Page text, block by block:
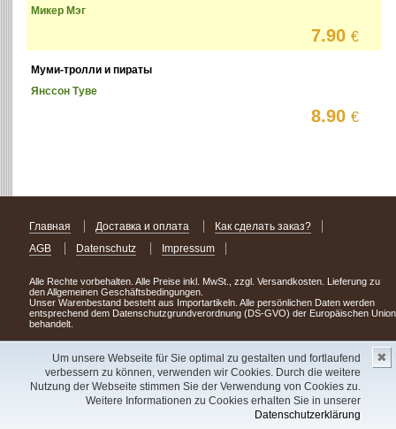
Um unsere Webseite für Sie optimal zu gestalten und fortlaufend
verbessern zu können, verwenden wir Cookies. Durch die weitere
Nutzung der Webseite stimmen Sie der Verwendung von Cookies zu.
Weitere Informationen zu Cookies erhalten Sie in unserer
Datenschutzerklärung
✖
Микер Мэг
7.90€
Муми-тролли и пираты
Янссон Туве
8.90€
Главная Доставка и оплата
Как сделать заказ?
AGB
Datenschutz Impressum
Alle Rechte vorbehalten. Alle Preise inkl. MwSt., zzgl. Versandkosten. Lieferung zu
den Allgemeinen Geschäftsbedingungen.
Unser Warenbestand besteht aus Importartikeln. Alle persönlichen Daten werden
entsprechend dem Datenschutzgrundverordnung (DS-GVO) der Europäischen Union
behandelt.
Сделав заказ сегодня, уже через день или два Вы можете стать обладателем
НОВИНКИ из Германии! Удачного поиска!
Copyright 2003 - 2023 © Express-Kniga
V.A.Vorobiev